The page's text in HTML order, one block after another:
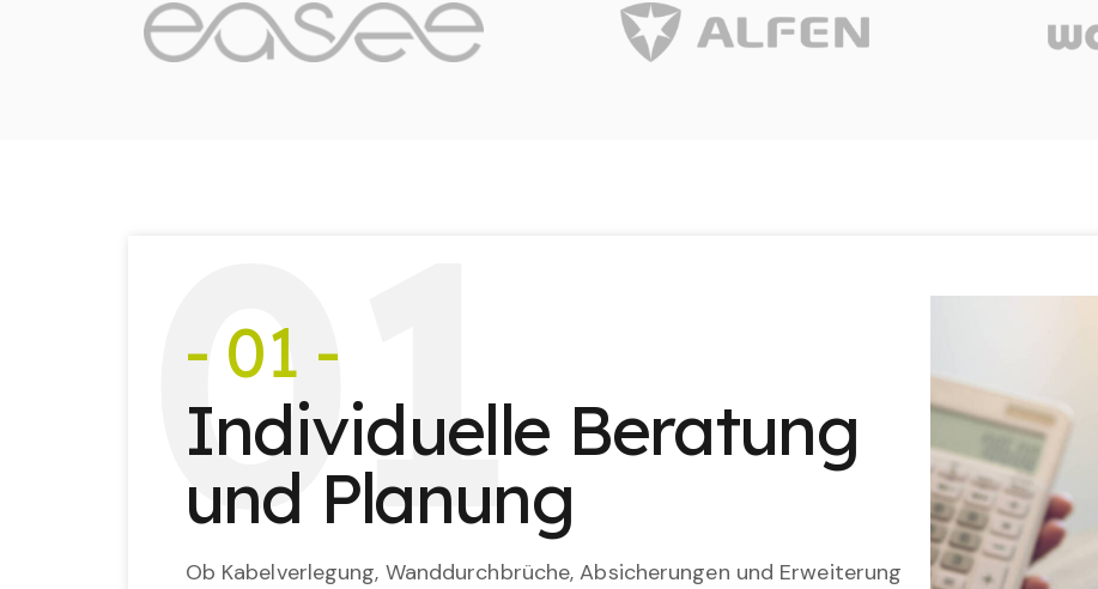
01
- 01 -
Individuelle Beratung
und Planung
Ob Kabelverlegung, Wanddurchbrüche, Absicherungen und Erweiterung